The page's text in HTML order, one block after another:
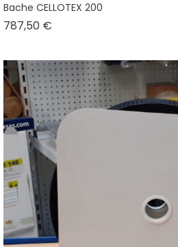
Bache CELLOTEX 200
787,50 €